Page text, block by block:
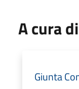
A cura di
Giunta